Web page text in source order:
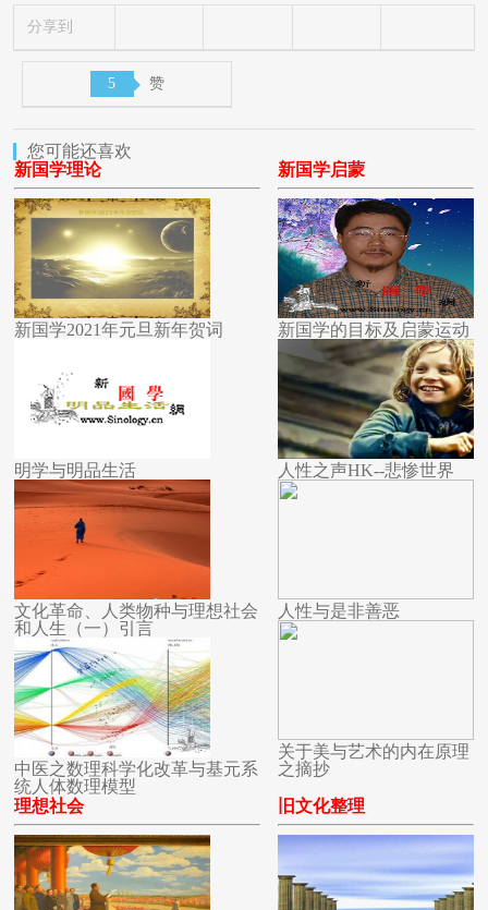
分享到
5 赞
您可能还喜欢
新国学理论
新国学2021年元旦新年贺词
明学与明品生活
文化革命、人类物种与理想社会
和人生（一）引言
中医之数理科学化改革与基元系
统人体数理模型
新国学启蒙
新国学的目标及启蒙运动
人性之声HK--悲惨世界
人性与是非善恶
关于美与艺术的内在原理
之摘抄
理想社会
旧文化整理